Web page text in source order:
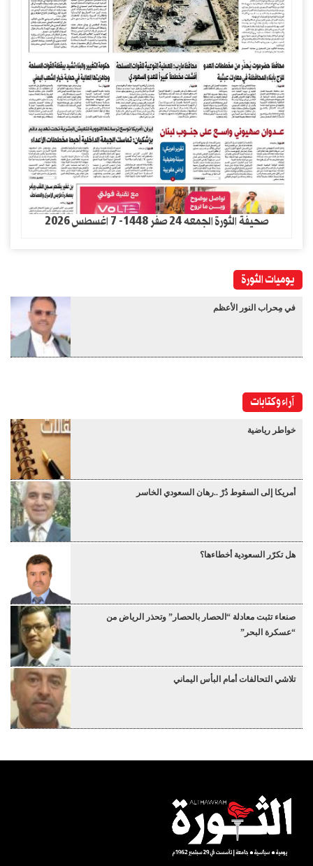
صحيفة الثورة الجمعه 24 صفر 1448- 7 اغسطس 2026
يوميات الثورة
في مِحراب النور الأعظم
آراء وكتابات
خواطر رياضية
أمريكا إلى السقوط دُرْ ..رهان السعودي الخاسر
هل تكرّر السعودية أخطاءها؟
صنعاء تثبت معادلة “الحصار بالحصار” وتحذر الرياض من
“عسكرة البحر”
تلاشي التحالفات أمام البأس اليماني